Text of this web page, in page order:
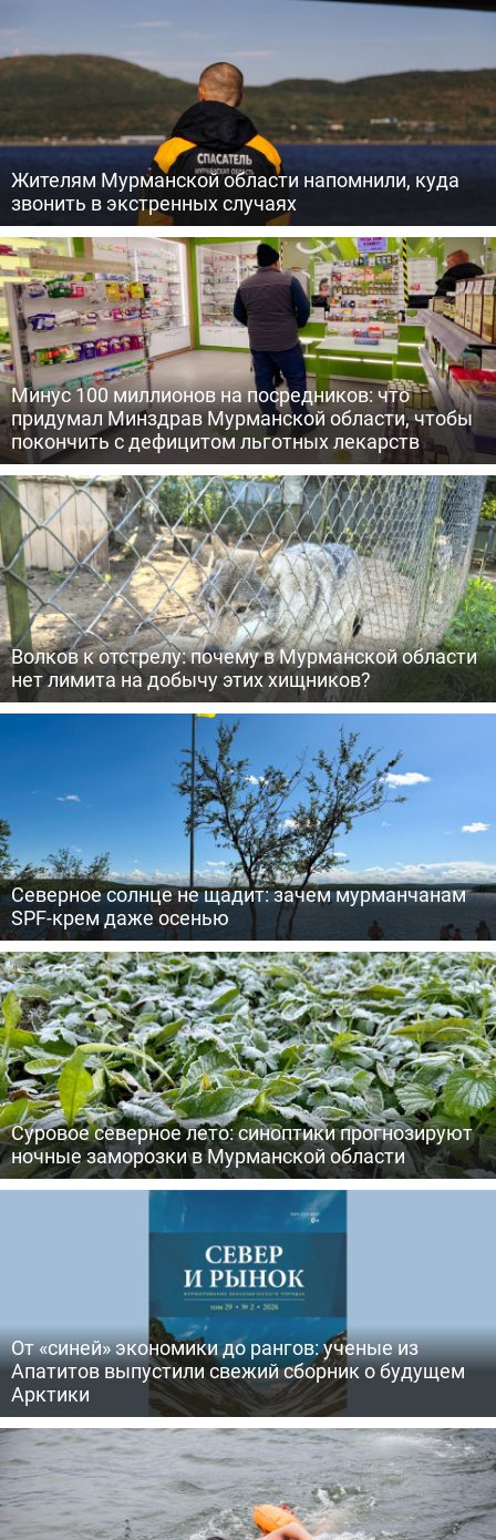
Жителям Мурманской области напомнили, куда
звонить в экстренных случаях
Минус 100 миллионов на посредников: что
придумал Минздрав Мурманской области, чтобы
покончить с дефицитом льготных лекарств
Волков к отстрелу: почему в Мурманской области
нет лимита на добычу этих хищников?
Северное солнце не щадит: зачем мурманчанам
SPF-крем даже осенью
Суровое северное лето: синоптики прогнозируют
ночные заморозки в Мурманской области
От «синей» экономики до рангов: ученые из
Апатитов выпустили свежий сборник о будущем
Арктики